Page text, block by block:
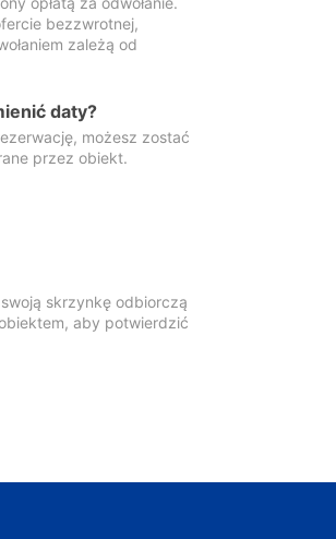
bezzwrotnej,
zależą od
daty?
możesz zostać
przez obiekt.
skrzynkę odbiorczą
aby potwierdzić